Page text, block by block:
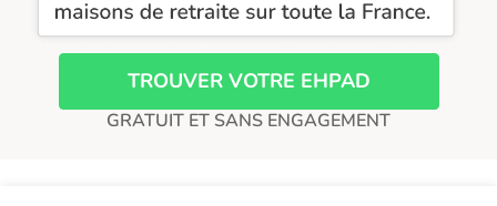
TROUVER VOTRE EHPAD
GRATUIT ET SANS ENGAGEMENT